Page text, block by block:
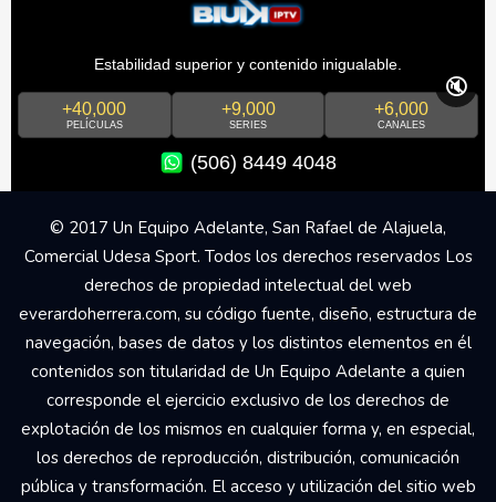
Estabilidad superior y contenido inigualable.
+40,000
PELÍCULAS
+9,000
SERIES
+6,000
CANALES
(506) 8449 4048
🔇
© 2017 Un Equipo Adelante, San Rafael de Alajuela,
Comercial Udesa Sport. Todos los derechos reservados Los
derechos de propiedad intelectual del web
everardoherrera.com, su código fuente, diseño, estructura de
navegación, bases de datos y los distintos elementos en él
contenidos son titularidad de Un Equipo Adelante a quien
corresponde el ejercicio exclusivo de los derechos de
explotación de los mismos en cualquier forma y, en especial,
los derechos de reproducción, distribución, comunicación
pública y transformación. El acceso y utilización del sitio web